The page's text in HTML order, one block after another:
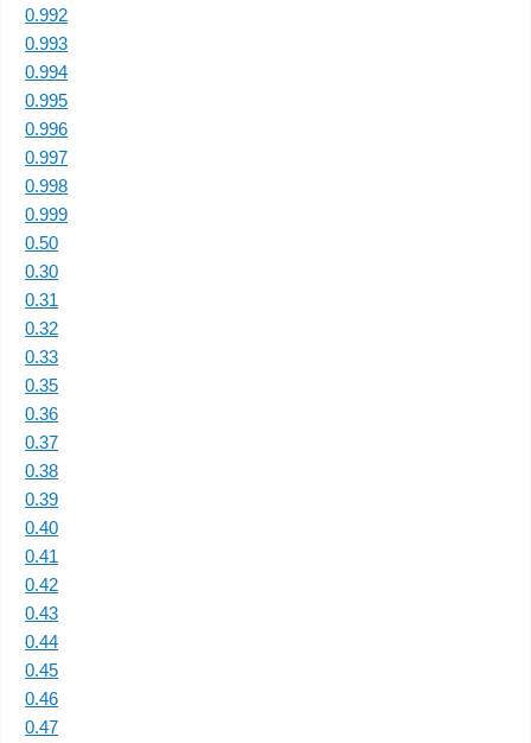
0.992
0.993
0.994
0.995
0.996
0.997
0.998
0.999
0.50
0.30
0.31
0.32
0.33
0.35
0.36
0.37
0.38
0.39
0.40
0.41
0.42
0.43
0.44
0.45
0.46
0.47